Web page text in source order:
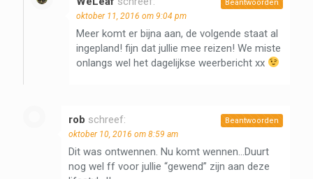
oktober 11, 2016 om 9:04 pm
Meer komt er bijna aan, de volgende staat al
ingepland! fijn dat jullie mee reizen! We miste
onlangs wel het dagelijkse weerbericht xx
Beantwoorden
rob schreef:
oktober 10, 2016 om 8:59 am
Dit was ontwennen. Nu komt wennen…Duurt
nog wel ff voor jullie “gewend” zijn aan deze
Beantwoorden